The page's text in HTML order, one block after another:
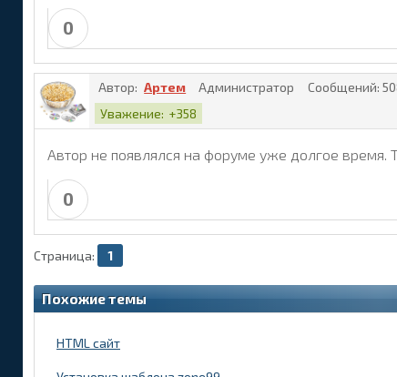
0
Автор: Артем Администратор Сообщений:
Уважение: +358
Автор не появлялся на форуме уже долгое время.
0
Страница: 1
Похожие темы
HTML сайт